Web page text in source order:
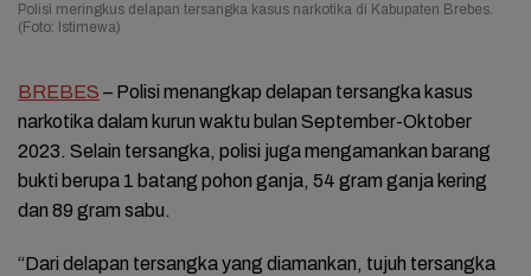
Polisi meringkus delapan tersangka kasus narkotika di Kabupaten Brebes.
(Foto: Istimewa)
BREBES – Polisi menangkap delapan tersangka kasus
narkotika dalam kurun waktu bulan September-Oktober
2023. Selain tersangka, polisi juga mengamankan barang
bukti berupa 1 batang pohon ganja, 54 gram ganja kering
dan 89 gram sabu.
“Dari delapan tersangka yang diamankan, tujuh tersangka